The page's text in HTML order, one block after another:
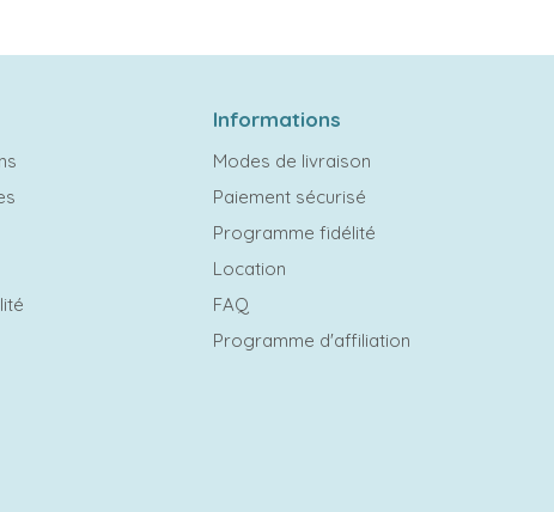
Informations
Modes de livraison
Paiement sécurisé
Programme fidélité
Location
FAQ
Programme d'affiliation